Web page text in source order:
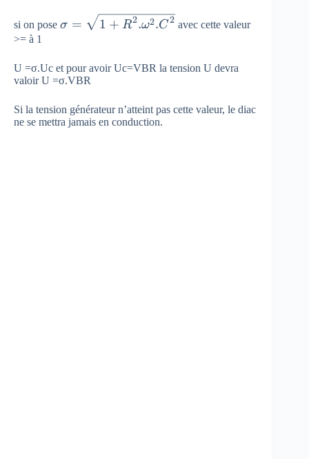
U }
{ 1 }{
.C } }{
I\sqrt {
si on pose \sigma
1+R
}^{ 2
\omega
}^{ 2 }
σ = 1 + R2.ω2.C2 avec cette valeur
>= à 1
U =σ.Uc et pour avoir Uc=VBR la tension U devra
valoir U =σ.VBR
Si la tension générateur n’atteint pas cette valeur, le diac
ne se mettra jamais en conduction.